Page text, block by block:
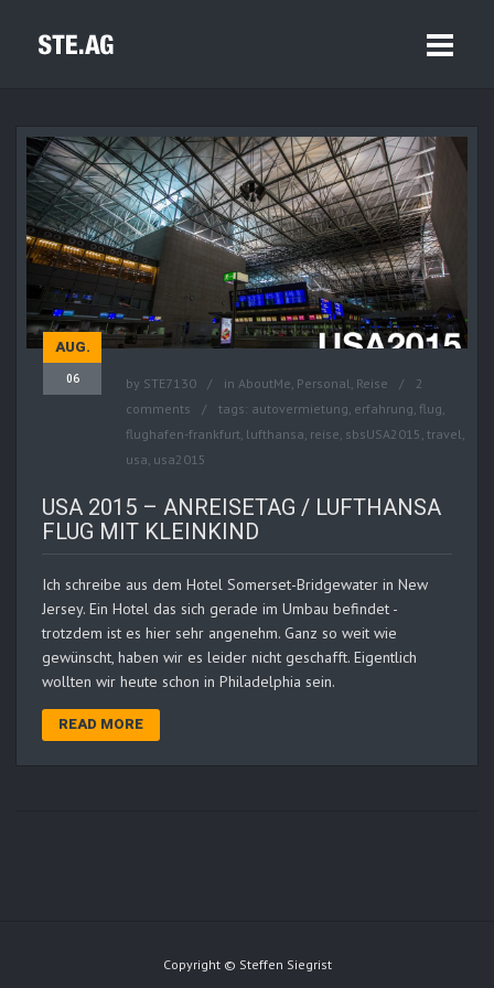
AUG.
06 by STE7130 in AboutMe, Personal, Reise
2
comments
tags: autovermietung, erfahrung, flug,
flughafen-frankfurt, lufthansa, reise, sbsUSA2015 , travel,
usa, usa2015
USA 2015 – ANREISETAG / LUFTHANSA
FLUG MIT KLEINKIND
Ich schreibe aus dem Hotel Somerset-Bridgewater in New
Jersey. Ein Hotel das sich gerade im Umbau befindet -
trotzdem ist es hier sehr angenehm. Ganz so weit wie
gewünscht, haben wir es leider nicht geschafft. Eigentlich
wollten wir heute schon in Philadelphia sein.
READ MORE
Copyright © Steffen Siegrist